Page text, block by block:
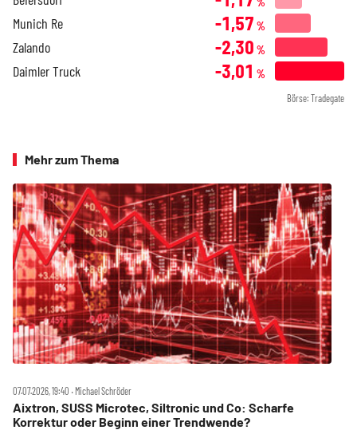
Munich Re -1,57 %
Zalando -2,30 %
Daimler Truck -3,01 %
Börse: Tradegate
Mehr zum Thema
07.07.2026, 19:40 ‧ Michael Schröder
Aixtron, SUSS Microtec, Siltronic und Co: Scharfe
Korrektur oder Beginn einer Trendwende?